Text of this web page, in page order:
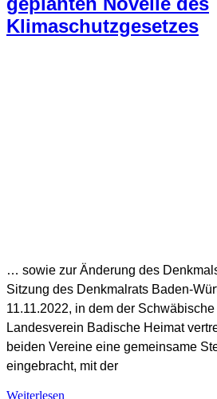
Klimaschutzgesetzes
… sowie zur Änderung des
Sitzung des Denkmalrats Baden-
11.11.2022, in dem der
Landesverein Badische Heimat
beiden Vereine eine gemeinsame
eingebracht, mit der
Weiterlesen